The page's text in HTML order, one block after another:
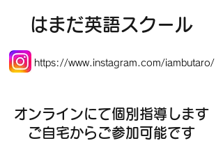
​はまだ英語スクール
https://www.instagram.com/iambutaro/
オンラインにて個別指導します
​ご自宅からご参加可能です